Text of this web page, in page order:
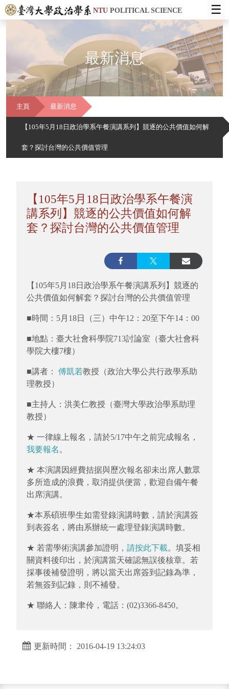
NTUPOLITICAL SCIENCE ☰
最新消息
主頁 最新消息
【105年5月18日政治學系午餐演講系列】競逐的公共價值如何解
套？探討台灣的公共價值管理
【105年5月18日政治學系午餐演
講系列】競逐的公共價值如何解
套？探討台灣的公共價值管理
【105年5月18日政治學系午餐演講系列】競逐的
公共價值如何解套？探討台灣的公共價值管理
■時間：5月18日（三）中午12：20至下午14：00
■地點：臺大社會科學院713討論室（臺大社會科
學院大樓7樓）
■講者： 傅凱若教授（政治大學公共行政學系助
理教授）
■主持人：洪美仁教授（臺灣大學政治學系助理
教授）
★ 一律線上報名，請於5/17中午之前完成報名，
我要報名 。
★ 本演講因經費拮据與歷次報名卻未出席人數眾
多所造成的浪費，取消提供便當，歡迎自備午餐
出席演講。
★本系碩班學生如需登錄演講時數，請於演講簽
到表簽名，將由系辦統一處理登錄演講時數。
★ 若需學術演講參加證明， 請按此下載。填妥相
關資料後印出，於演講當天確認無誤後核章。若
採事後補發證明，將以當天出席簽到記錄為準，
若無簽到記錄，則不補發。
★ 聯絡人：陳聿伶，電話：(02)3366-8450。
更新時間： 2016-04-19 13:24:03